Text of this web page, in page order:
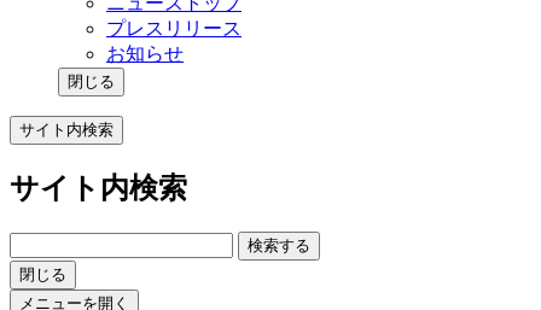
プレスリリース
お知らせ
閉じる
サイト内検索
サイト内検索
検索する
閉じる
メニューを開く